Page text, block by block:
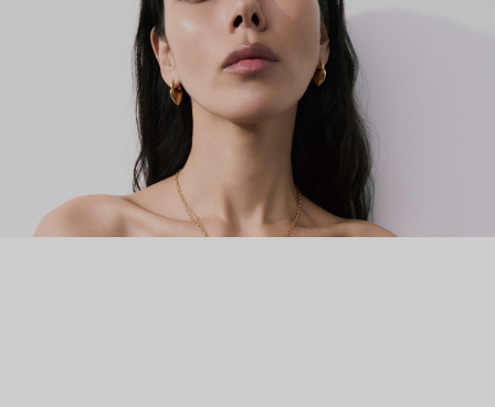
Когда в 2015 году креативным директором Дома стал Демна
Гвасалия, о Balenciaga снова заговорили как о самом
влиятельном имени в мире моды.